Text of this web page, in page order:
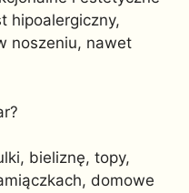
hipoalergiczny,
noszeniu, nawet
bieliznę, topy,
domowe